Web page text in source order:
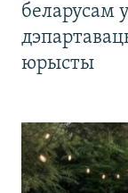
беларусам
юрысты